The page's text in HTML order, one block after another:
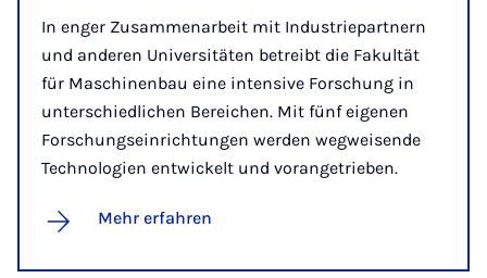
In enger Zusammenarbeit mit Industriepartnern
und anderen Universitäten betreibt die Fakultät
für Maschinenbau eine intensive Forschung in
unterschiedlichen Bereichen. Mit fünf eigenen
Forschungseinrichtungen werden wegweisende
Technologien entwickelt und vorangetrieben.
Mehr erfahren